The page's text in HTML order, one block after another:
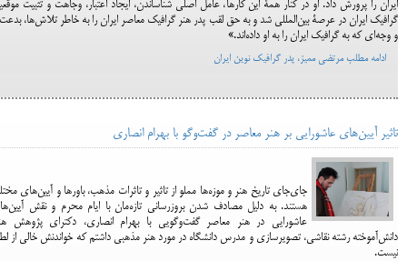
ایران را پرورش داد. او در کنار همۀ این کارها، عامل اصلی شناساندن، ایجاد اعتبار، وجاهت و تثبیت
گرافیک ایران در عرصۀ بین‌المللی شد و به حق لقب پدر هنر گرافیک معاصر ایران را به خاطر تلاش‌ها،
و وجه‌ای که به گرافیک ایران را به او داده‌اند.»
ادامه مطلب مرتضی ممیز، پدر گرافیک نوین ایران
تاثیر آیین‌های عاشورایی بر هنر معاصر در گفت‌وگو با بهرام انصاری
جای‌جای تاریخ هنر و موزه‌ها مملو از تاثیر و تاثرات مذهب، باورها و آیین‌های
هستند. به دلیل مصادف شدن بروزرسانی تازه‌مان با ایام محرم و نقش
عاشورایی در هنر معاصر گفت‌وگویی با بهرام انصاری، دکترای پژوهش
دانش‌آموخته رشته نقاشی، تصویرسازی و مدرس دانشگاه در مورد هنر مذهبی داشتم که خواندنش خالی از
نیست.